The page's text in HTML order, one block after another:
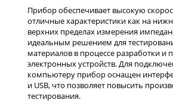
Прибор обеспечивает высокую
отличные характеристики как на
верхних пределах измерения
идеальным решением для
материалов в процессе разработки и
электронных устройств. Для
компьютеру прибор оснащен
и USB, что позволяет повысить
тестирования.